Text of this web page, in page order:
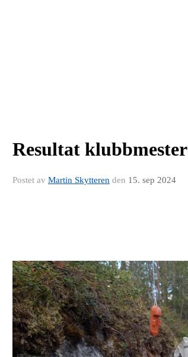
Resultat
Postet av Martin Skytteren den 15. sep 2024